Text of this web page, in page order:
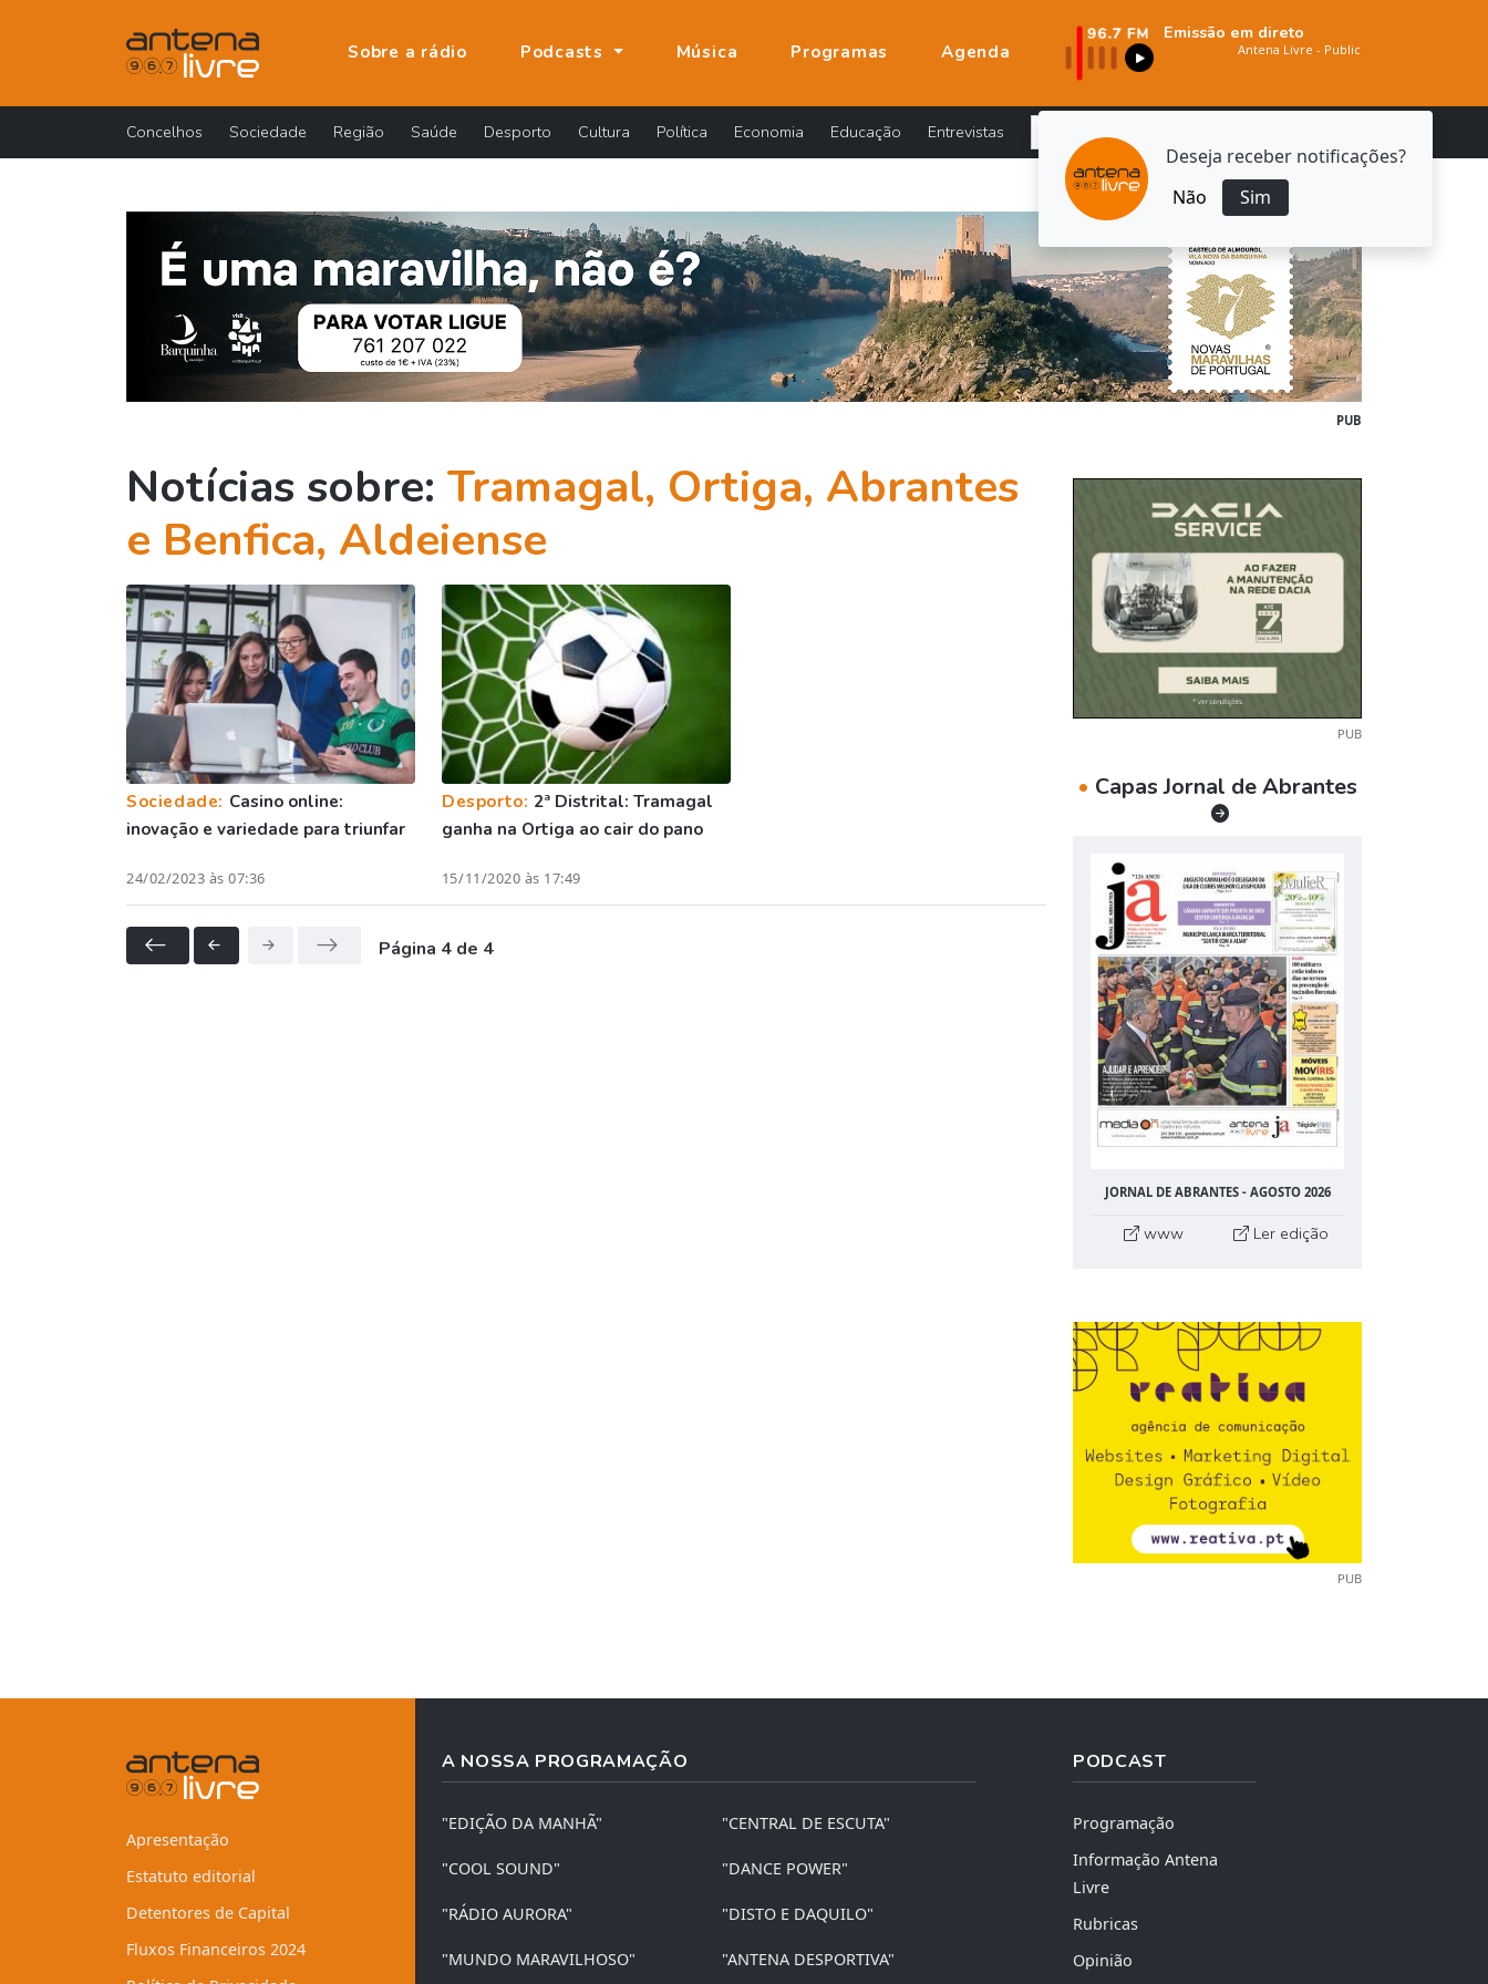
Deseja receber notificações?
Não
Sim
Sobre a rádio Podcasts Música Programas Agenda
Emissão em direto
Concelhos Sociedade Região Saúde Desporto Cultura Política Economia Educação Entrevistas
PUB
Notícias sobre: Tramagal, Ortiga, Abrantes
e Benfica, Aldeiense
Sociedade: Casino online:
inovação e variedade para triunfar
24/02/2023 às 07:36
Desporto: 2ª Distrital: Tramagal
ganha na Ortiga ao cair do pano
15/11/2020 às 17:49
Página 4 de 4
PUB
• Capas Jornal de Abrantes
JORNAL DE ABRANTES - AGOSTO 2026
www Ler edição
PUB
Apresentação
Estatuto editorial
Detentores de Capital
Fluxos Financeiros 2024
A NOSSA PROGRAMAÇÃO
"EDIÇÃO DA MANHÃ" "CENTRAL DE ESCUTA"
"COOL SOUND" "DANCE POWER"
"RÁDIO AURORA" "DISTO E DAQUILO"
"MUNDO MARAVILHOSO" "ANTENA DESPORTIVA"
PODCAST
Programação
Informação Antena
Livre
Rubricas
Opinião